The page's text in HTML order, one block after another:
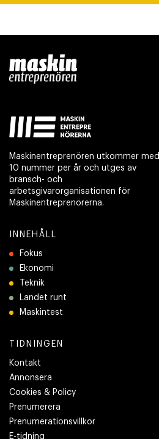
Maskinentreprenören utkommer med
10 nummer per år och utges av
bransch- och
arbetsgivarorganisationen för
Maskinentreprenörerna.
INNEHÅLL
Fokus
Ekonomi
Teknik
Landet runt
Maskintest
TIDNINGEN
Kontakt
Annonsera
Cookies & Policy
Prenumerera
Prenumerationsvillkor
E-tidning